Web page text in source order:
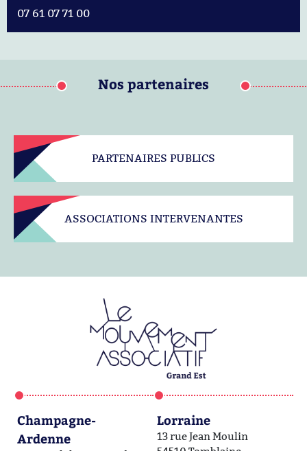
07 61 07 71 00
Nos partenaires
PARTENAIRES PUBLICS
ASSOCIATIONS INTERVENANTES
Champagne-
Ardenne
Lorraine
13 rue Jean Moulin